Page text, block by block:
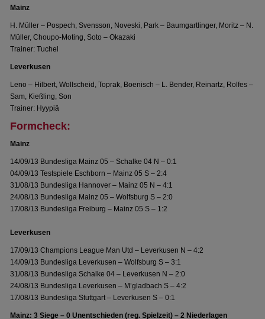
Mainz
H. Müller – Pospech, Svensson, Noveski, Park – Baumgartlinger, Moritz – N.
Müller, Choupo-Moting, Soto – Okazaki
Trainer: Tuchel
Leverkusen
Leno – Hilbert, Wollscheid, Toprak, Boenisch – L. Bender, Reinartz, Rolfes –
Sam, Kießling, Son
Trainer: Hyypiä
Formcheck:
Mainz
14/09/13 Bundesliga Mainz 05 – Schalke 04 N – 0:1
04/09/13 Testspiele Eschborn – Mainz 05 S – 2:4
31/08/13 Bundesliga Hannover – Mainz 05 N – 4:1
24/08/13 Bundesliga Mainz 05 – Wolfsburg S – 2:0
17/08/13 Bundesliga Freiburg – Mainz 05 S – 1:2
Leverkusen
17/09/13 Champions League Man Utd – Leverkusen N – 4:2
14/09/13 Bundesliga Leverkusen – Wolfsburg S – 3:1
31/08/13 Bundesliga Schalke 04 – Leverkusen N – 2:0
24/08/13 Bundesliga Leverkusen – M’gladbach S – 4:2
17/08/13 Bundesliga Stuttgart – Leverkusen S – 0:1
Mainz: 3 Siege – 0 Unentschieden (reg. Spielzeit) – 2 Niederlagen